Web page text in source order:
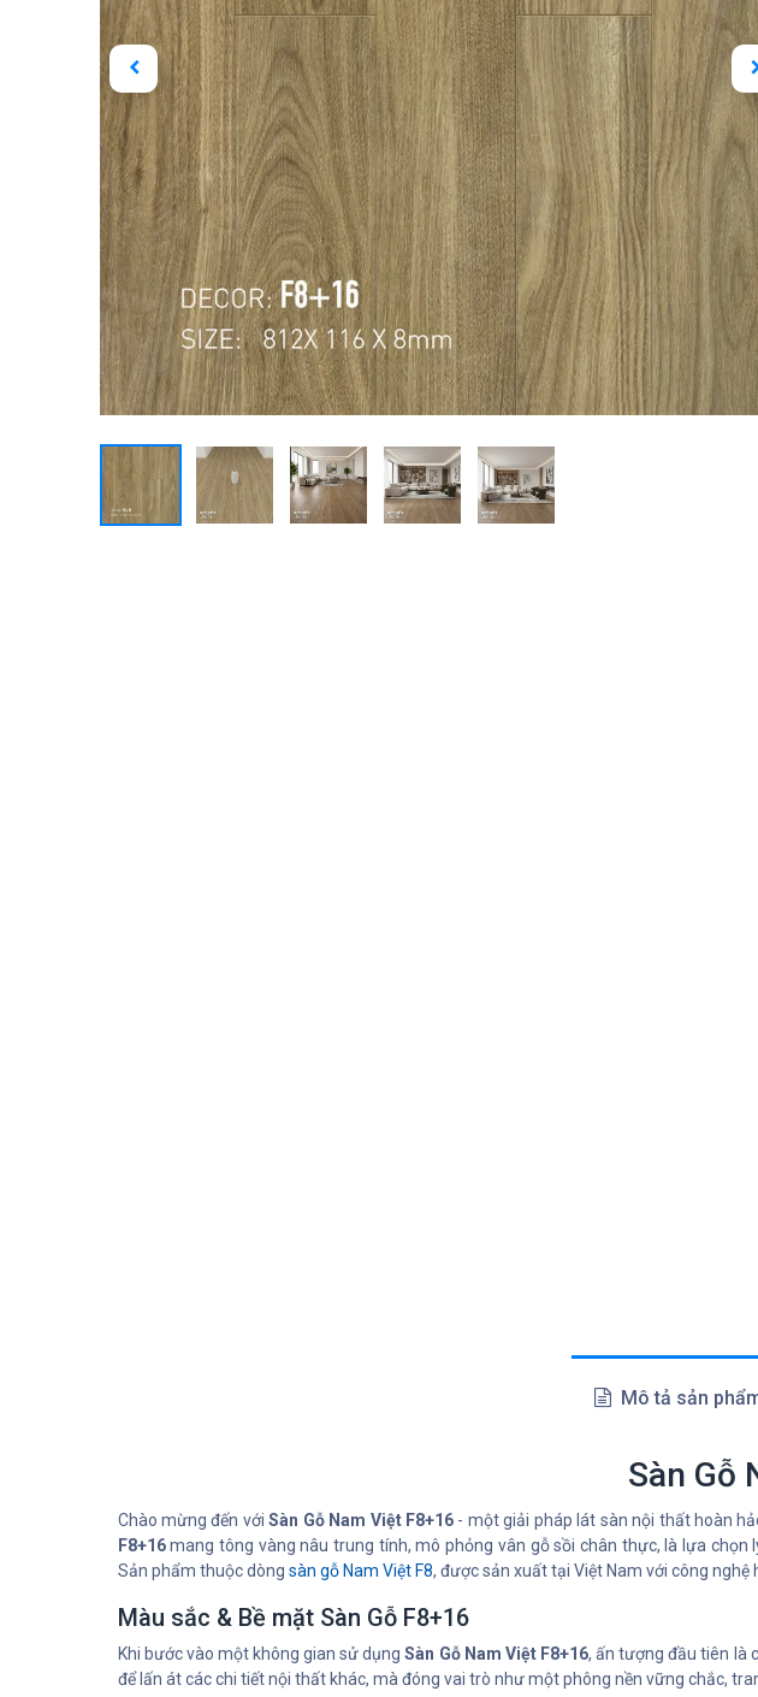
Mô tả sản
Sàn Gỗ
Chào mừng đến vớiSàn Gỗ Nam Việt F8+16 - một giải pháp lát sàn nội thất hoàn
F8+16mang tông vàng nâu trung tính, mô phỏng vân gỗ sồi chân thực, là lựa chọn
Sản phẩm thuộc dòng sàn gỗ Nam Việt F8, được sản xuất tại Việt Nam với công
Màu sắc & Bề mặt Sàn Gỗ F8+16
Khi bước vào một không gian sử dụngSàn Gỗ Nam Việt F8+16, ấn tượng đầu tiên là
để lấn át các chi tiết nội thất khác, mà đóng vai trò như một phông nền vững chắc,